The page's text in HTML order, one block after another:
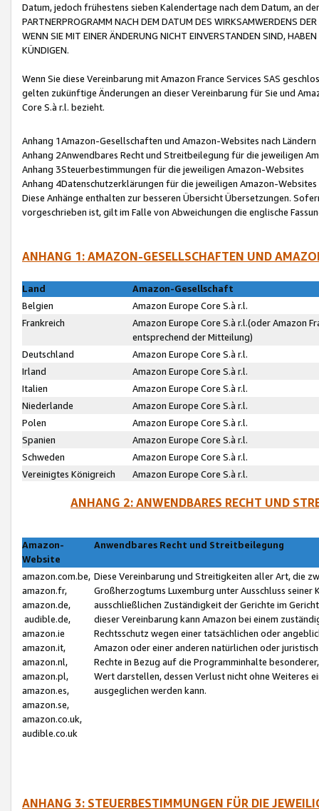
Datum, jedoch frühestens sieben Kalendertage nach dem Datum, an
PARTNERPROGRAMM NACH DEM DATUM DES WIRKSAMWERDENS
WENN SIE MIT EINER ÄNDERUNG NICHT EINVERSTANDEN SIND,
KÜNDIGEN.
Wenn Sie diese Vereinbarung mit Amazon France Services SAS
gelten zukünftige Änderungen an dieser Vereinbarung für Sie und
Core S.à r.l. bezieht.
Anhang 1Amazon-Gesellschaften und Amazon-Websites nach Ländern
Anhang 2Anwendbares Recht und Streitbeilegung für die jeweiligen
Anhang 3Steuerbestimmungen für die jeweiligen Amazon-Websites
Anhang 4Datenschutzerklärungen für die jeweiligen Amazon-Websites
Diese Anhänge enthalten zur besseren Übersicht Übersetzungen.
vorgeschrieben ist, gilt im Falle von Abweichungen die englische
ANHANG 1: AMAZON-GESELLSCHAFTEN UND
Land
Amazon-Gesellschaft
Belgien
Amazon Europe Core S.à r.l.
Frankreich
Amazon Europe Core S.à r.l.(oder Amazon
entsprechend der Mitteilung)
Deutschland
Amazon Europe Core S.à r.l.
Irland
Amazon Europe Core S.à r.l.
Italien
Amazon Europe Core S.à r.l.
Niederlande
Amazon Europe Core S.à r.l.
Polen
Amazon Europe Core S.à r.l.
Spanien
Amazon Europe Core S.à r.l.
Schweden
Amazon Europe Core S.à r.l.
Vereinigtes Königreich
Amazon Europe Core S.à r.l.
ANHANG 2: ANWENDBARES RECHT UND
Amazon-
Website
Anwendbares Recht und Streitbeilegung
amazon.com.be,
amazon.fr,
amazon.de,
audible.de,
amazon.ie
amazon.it,
amazon.nl,
amazon.pl,
amazon.es,
amazon.se,
amazon.co.uk,
audible.co.uk
Diese Vereinbarung und Streitigkeiten aller Art, die
Großherzogtums Luxemburg unter Ausschluss
ausschließlichen Zuständigkeit der Gerichte im
dieser Vereinbarung kann Amazon bei einem
Rechtsschutz wegen einer tatsächlichen oder
Amazon oder einer anderen natürlichen oder
Rechte in Bezug auf die Programminhalte
Wert darstellen, dessen Verlust nicht ohne Weiteres
ausgeglichen werden kann.
ANHANG 3: STEUERBESTIMMUNGEN FÜR DIE